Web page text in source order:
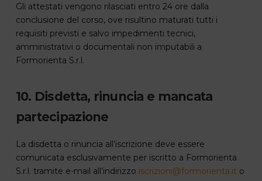
Gli attestati vengono rilasciati entro 24 ore dalla
conclusione del corso, ove risultino maturati tutti i
requisiti previsti e salvo impedimenti tecnici,
amministrativi o documentali non imputabili a
Formorienta S.r.l.
10. Disdetta, rinuncia e mancata
partecipazione
La disdetta o rinuncia all’iscrizione deve essere
comunicata esclusivamente per iscritto a Formorienta
S.r.l. tramite e-mail all’indirizzo iscrizioni@formorienta.ito